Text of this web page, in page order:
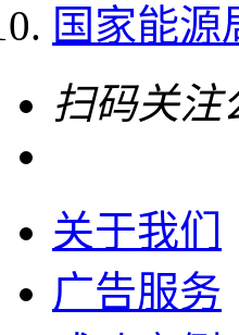
国家能源
扫码关注
关于我们
广告服务